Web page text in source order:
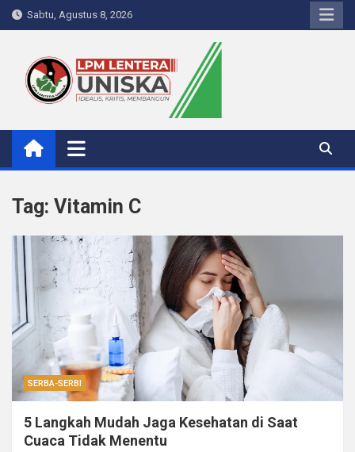
Skip
to
Sabtu, Agustus 8, 2026
LPM Lentera Uniska
Portal Berita Kampus
Tag: Vitamin C
SERBA-SERBI
5 Langkah Mudah Jaga Kesehatan di Saat
Cuaca Tidak Menentu